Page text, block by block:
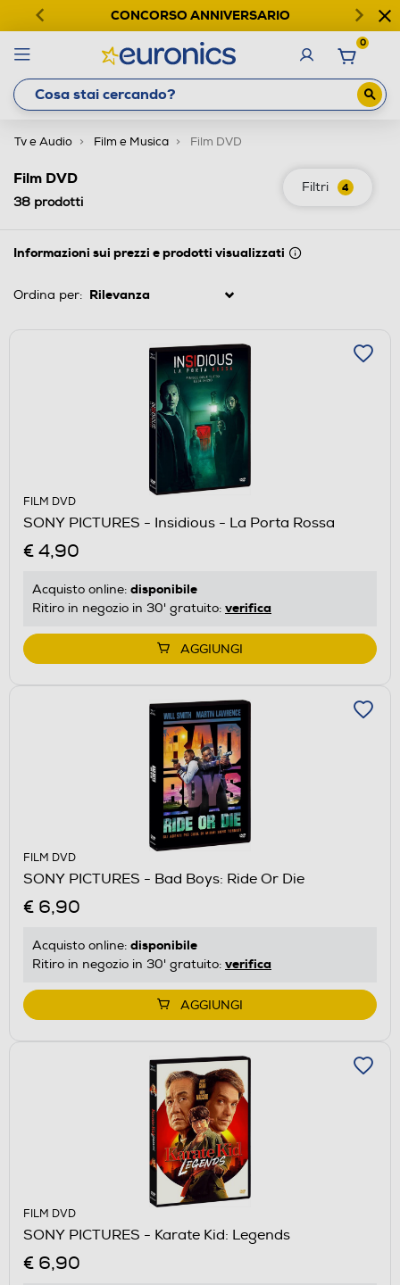
CONCORSO ANNIVERSARIO
0
Tv e Audio Film e Musica Film DVD
Filtri 4
Film DVD
38 prodotti
Informazioni sui prezzi e prodotti visualizzati
Ordina per:
FILM DVD
SONY PICTURES - Insidious - La Porta Rossa
€ 4,90
Acquisto online: disponibile
Ritiro in negozio in 30' gratuito: verifica
AGGIUNGI
FILM DVD
SONY PICTURES - Bad Boys: Ride Or Die
€ 6,90
Acquisto online: disponibile
Ritiro in negozio in 30' gratuito: verifica
AGGIUNGI
FILM DVD
SONY PICTURES - Karate Kid: Legends
€ 6,90